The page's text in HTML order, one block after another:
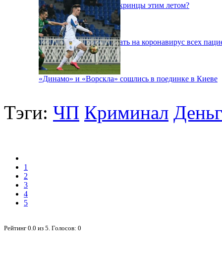
Куда поедут отдыхать укринцы этим летом?
В Киеве будут тестировать на коронавирус всех
«Динамо» и «Ворскла» сошлись в поединке в Киеве
Тэги: ЧП Криминал
1
2
3
4
5
Рейтинг 0.0 из 5 . Голосов: 0